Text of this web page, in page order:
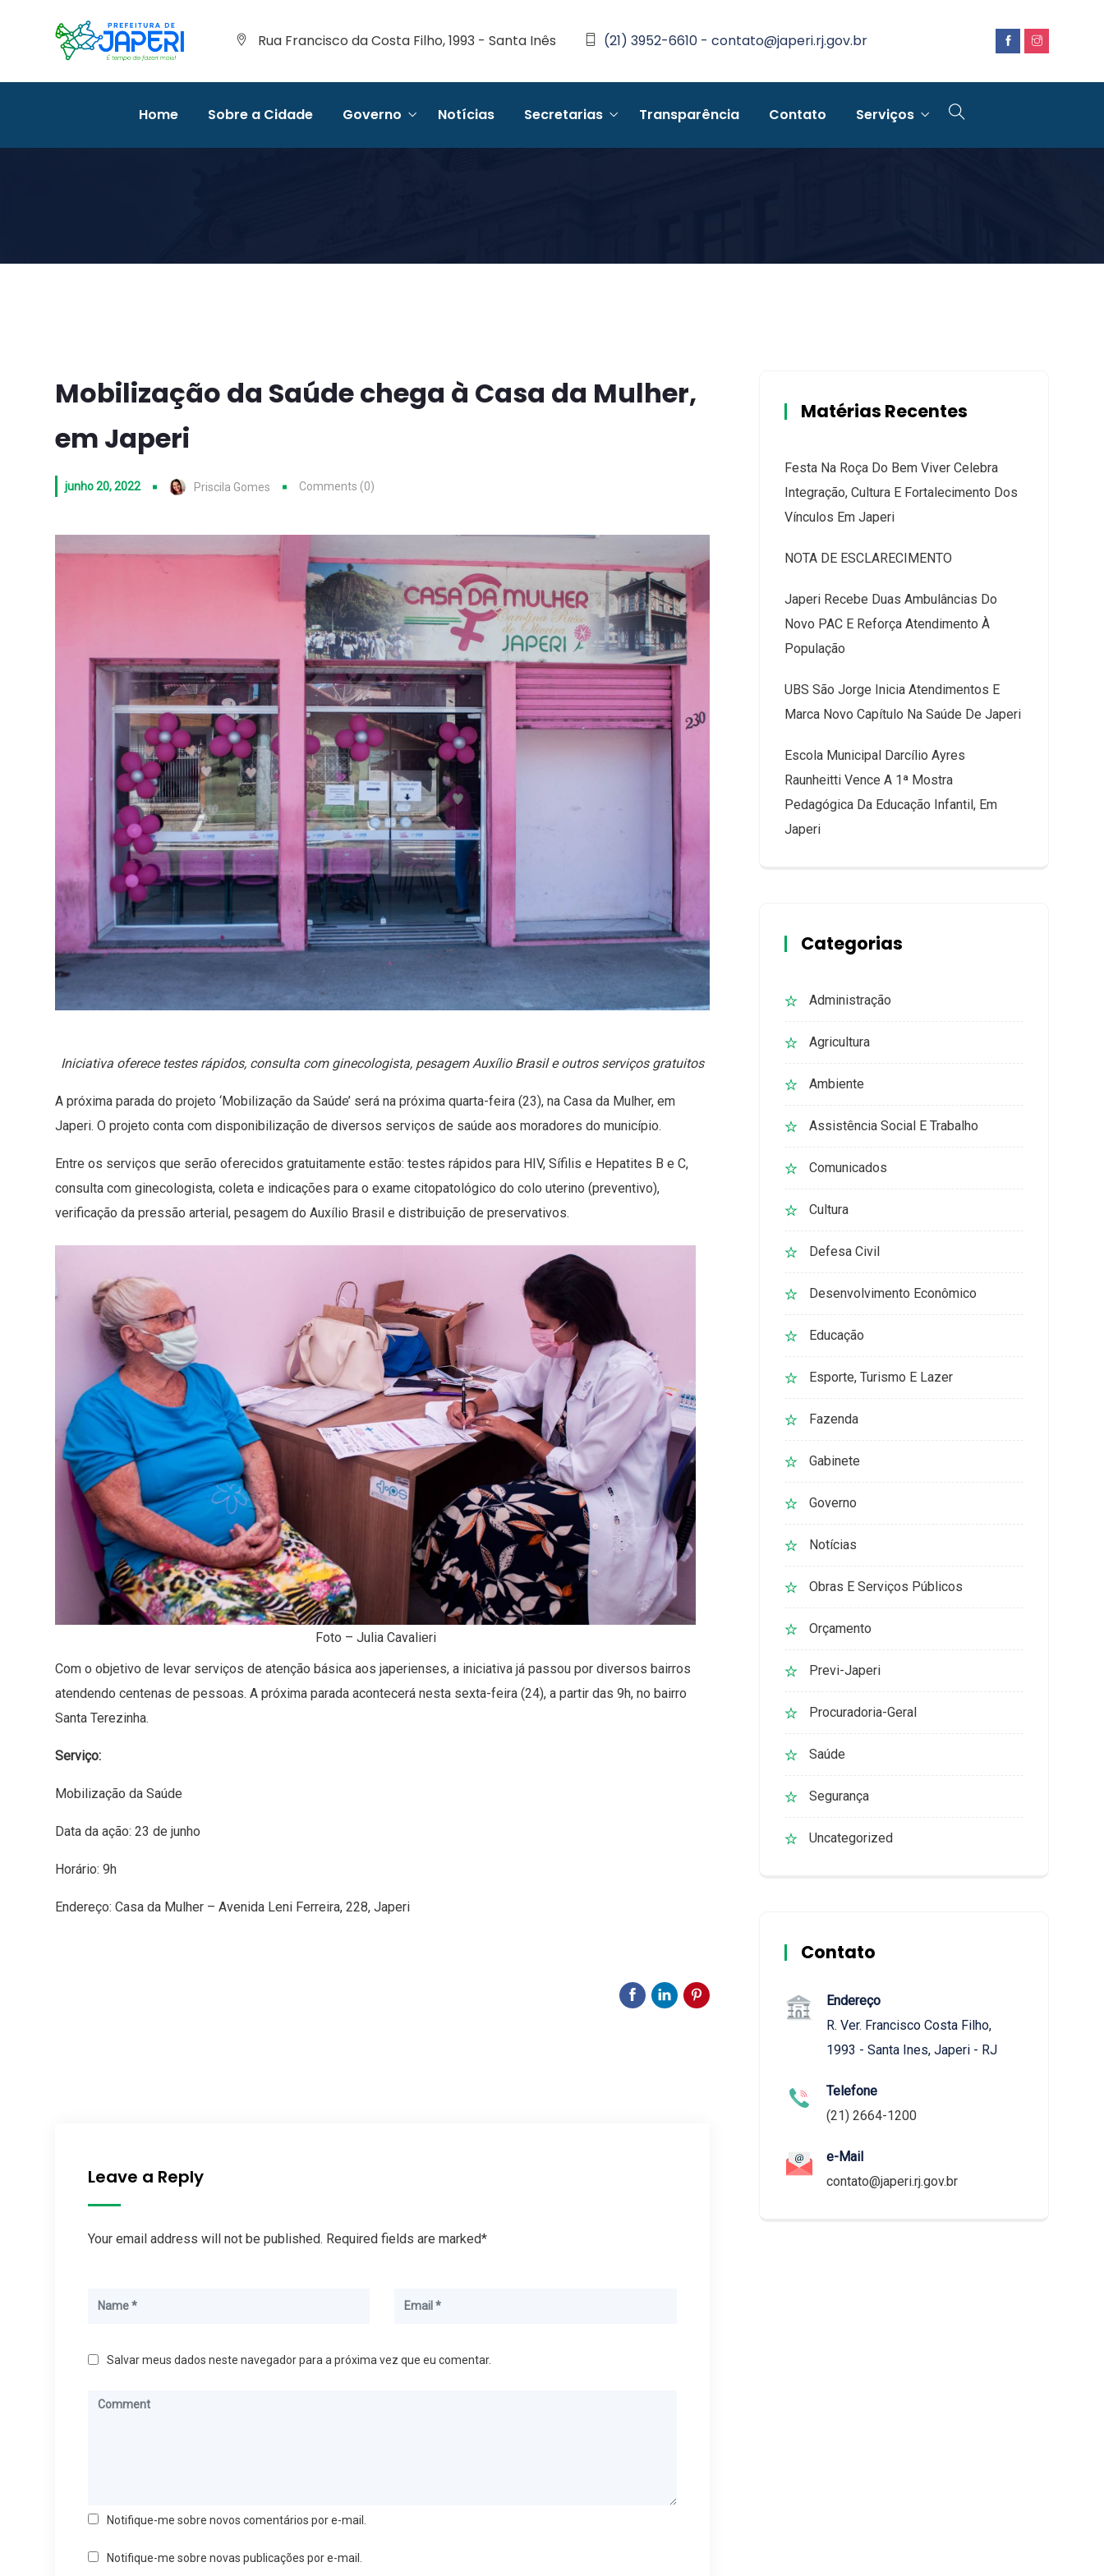
Rua Francisco da Costa Filho, 1993 - Santa Inês (21) 3952-6610 - contato@japeri.rj.gov.br
Home Sobre a Cidade Governo Notícias Secretarias Transparência Contato Serviços
Mobilização da Saúde chega à Casa da Mulher,
em Japeri
junho 20, 2022 Priscila Gomes Comments (0)
Iniciativa oferece testes rápidos, consulta com ginecologista, pesagem Auxílio Brasil e outros serviços gratuitos
A próxima parada do projeto ‘Mobilização da Saúde’ será na próxima quarta-feira (23), na Casa da Mulher, em
Japeri. O projeto conta com disponibilização de diversos serviços de saúde aos moradores do município.
Entre os serviços que serão oferecidos gratuitamente estão: testes rápidos para HIV, Sífilis e Hepatites B e C,
consulta com ginecologista, coleta e indicações para o exame citopatológico do colo uterino (preventivo),
verificação da pressão arterial, pesagem do Auxílio Brasil e distribuição de preservativos.
Foto – Julia Cavalieri
Com o objetivo de levar serviços de atenção básica aos japerienses, a iniciativa já passou por diversos bairros
atendendo centenas de pessoas. A próxima parada acontecerá nesta sexta-feira (24), a partir das 9h, no bairro
Santa Terezinha.
Serviço:
Mobilização da Saúde
Data da ação: 23 de junho
Horário: 9h
Endereço: Casa da Mulher – Avenida Leni Ferreira, 228, Japeri
Leave a Reply
Your email address will not be published. Required fields are marked*
Salvar meus dados neste navegador para a próxima vez que eu comentar.
Notifique-me sobre novos comentários por e-mail.
Notifique-me sobre novas publicações por e-mail.
Matérias Recentes
Festa Na Roça Do Bem Viver Celebra
Integração, Cultura E Fortalecimento Dos
Vínculos Em Japeri
NOTA DE ESCLARECIMENTO
Japeri Recebe Duas Ambulâncias Do
Novo PAC E Reforça Atendimento À
População
UBS São Jorge Inicia Atendimentos E
Marca Novo Capítulo Na Saúde De Japeri
Escola Municipal Darcílio Ayres
Raunheitti Vence A 1ª Mostra
Pedagógica Da Educação Infantil, Em
Japeri
Categorias
Administração
Agricultura
Ambiente
Assistência Social E Trabalho
Comunicados
Cultura
Defesa Civil
Desenvolvimento Econômico
Educação
Esporte, Turismo E Lazer
Fazenda
Gabinete
Governo
Notícias
Obras E Serviços Públicos
Orçamento
Previ-Japeri
Procuradoria-Geral
Saúde
Segurança
Uncategorized
Contato
Endereço
R. Ver. Francisco Costa Filho,
1993 - Santa Ines, Japeri - RJ
Telefone
(21) 2664-1200
e-Mail
contato@japeri.rj.gov.br